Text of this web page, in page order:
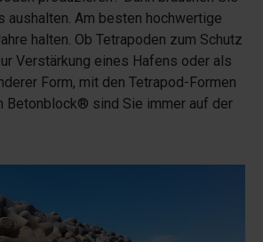
aushalten. Am besten hochwertige
halten. Ob Tetrapoden zum Schutz
Verstärkung eines Hafens oder als
Form, mit den Tetrapod-Formen
Betonblock® sind Sie immer auf der